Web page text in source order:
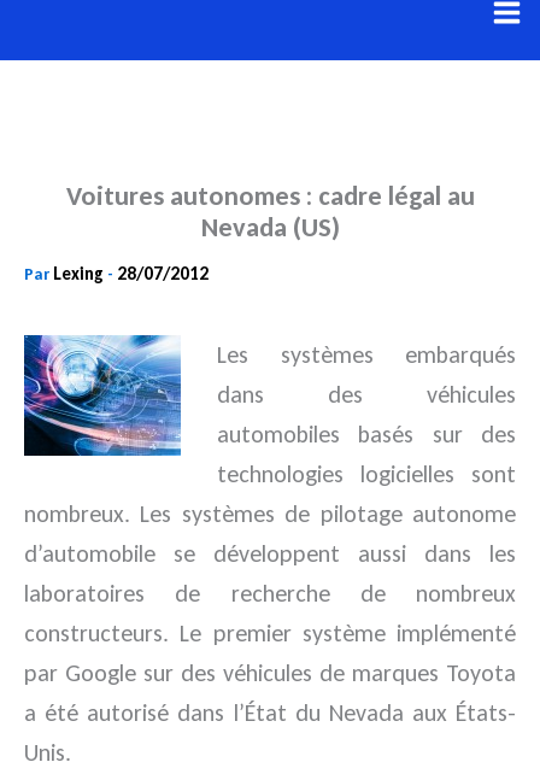
au
Voitures autonomes : cadre légal au
Nevada (US)
Par Lexing - 28/07/2012
Les systèmes embarqués
dans des véhicules
automobiles basés sur des
technologies logicielles sont
nombreux. Les systèmes de pilotage autonome
d’automobile se développent aussi dans les
laboratoires de recherche de nombreux
constructeurs. Le premier système implémenté
par Google sur des véhicules de marques Toyota
a été autorisé dans l’État du Nevada aux États-
Unis.